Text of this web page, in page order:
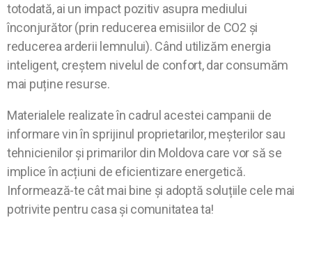
totodată, ai un impact pozitiv asupra mediului
înconjurător (prin reducerea emisiilor de CO2 și
reducerea arderii lemnului). Când utilizăm energia
inteligent, creștem nivelul de confort, dar consumăm
mai puține resurse.
Materialele realizate în cadrul acestei campanii de
informare vin în sprijinul proprietarilor, meșterilor sau
tehnicienilor și primarilor din Moldova care vor să se
implice în acțiuni de eficientizare energetică.
Informează-te cât mai bine și adoptă soluțiile cele mai
potrivite pentru casa și comunitatea ta!